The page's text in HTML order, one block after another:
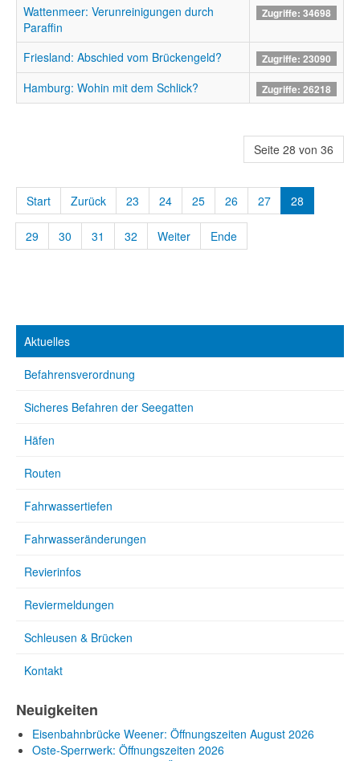
Wattenmeer: Verunreinigungen durch
Paraffin
Zugriffe: 34698
Friesland: Abschied vom Brückengeld? Zugriffe: 23090
Hamburg: Wohin mit dem Schlick? Zugriffe: 26218
Seite 28 von 36
Start Zurück 23 24 25 26 27 28
29 30 31 32 Weiter Ende
Aktuelles
Befahrensverordnung
Sicheres Befahren der Seegatten
Häfen
Routen
Fahrwassertiefen
Fahrwasseränderungen
Revierinfos
Reviermeldungen
Schleusen & Brücken
Kontakt
Neuigkeiten
Eisenbahnbrücke Weener: Öffnungszeiten August 2026
Oste-Sperrwerk: Öffnungszeiten 2026